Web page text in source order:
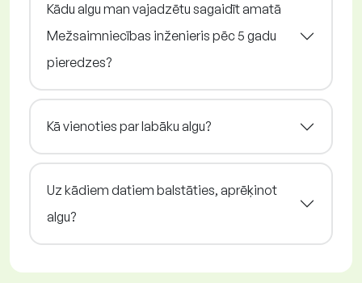
Kādu algu man vajadzētu sagaidīt amatā
Mežsaimniecības inženieris pēc 5 gadu
pieredzes?
Kā vienoties par labāku algu?
Uz kādiem datiem balstāties, aprēķinot
algu?